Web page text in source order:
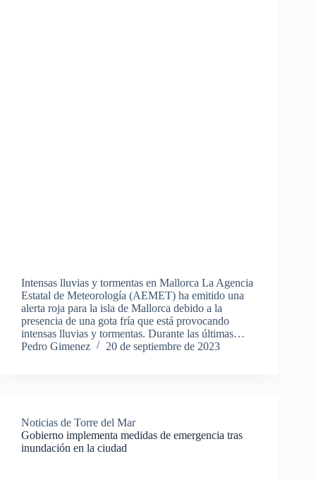
Intensas lluvias y tormentas en Mallorca La Agencia
Estatal de Meteorología (AEMET) ha emitido una
alerta roja para la isla de Mallorca debido a la
presencia de una gota fría que está provocando
intensas lluvias y tormentas. Durante las últimas…
Pedro Gimenez
20 de septiembre de 2023
Noticias de Torre del Mar
Gobierno implementa medidas de emergencia tras
inundación en la ciudad